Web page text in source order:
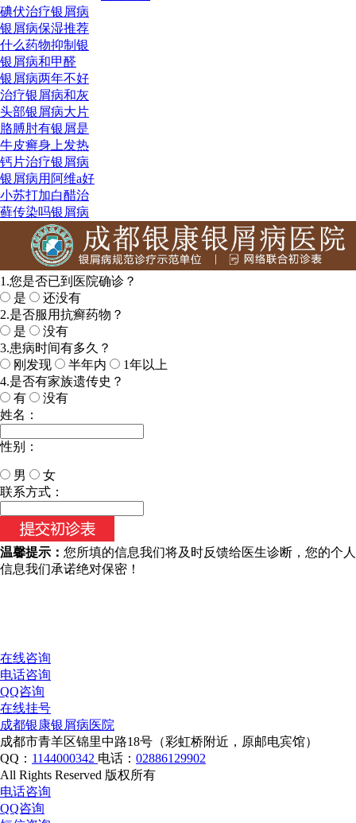
碘伏治疗银屑病
银屑病保湿推荐
什么药物抑制银
银屑病和甲醛
银屑病两年不好
治疗银屑病和灰
头部银屑病大片
胳膊肘有银屑是
牛皮癣身上发热
钙片治疗银屑病
银屑病用阿维a好
小苏打加白醋治
藓传染吗银屑病
1.您是否已到医院确诊？
是
还没有
2.是否服用抗癣药物？
是
没有
3.患病时间有多久？
刚发现
半年内
1年以上
4.是否有家族遗传史？
有
没有
姓名：
性别：
男
女
今天日期：
联系方式：
温馨提示： 您所填的信息我们将及时反馈给医生诊断，您的个人
信息我们承诺绝对保密！
在线咨询
电话咨询
QQ咨询
在线挂号
成都银康银屑病医院
成都市青羊区锦里中路18号（彩虹桥附近，原邮电宾馆）
QQ： 1144000342 电话： 02886129902
All Rights Reserved 版权所有
电话咨询
QQ咨询